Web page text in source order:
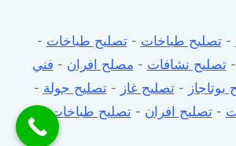
-تصليح طباخات -تصليح طباخات -
-تصليح نشافات - مصلح افران - فني
بوتاجاز -تصليح غاز -تصليح جولة -
-تصليح افران -تصليح طباخات